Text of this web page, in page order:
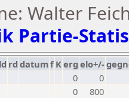
Walter
Partie-
rd datumf Kerg elo+/-
0
0
0
800